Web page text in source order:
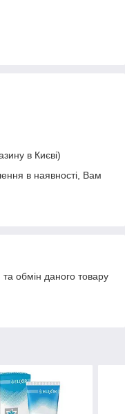
в Києві)
в наявності, Вам
обмін даного товару